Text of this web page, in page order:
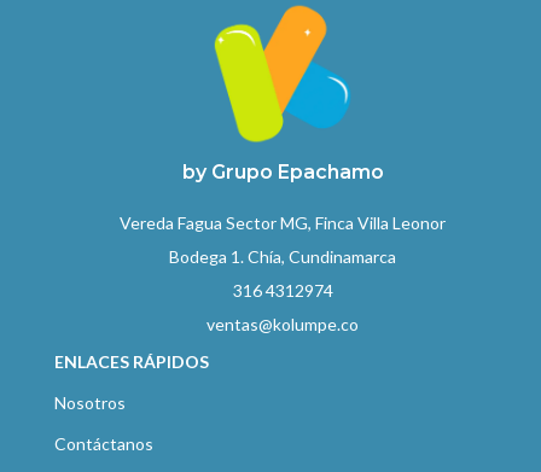
by Grupo Epachamo
Vereda Fagua Sector MG, Finca Villa Leonor
Bodega 1. Chía, Cundinamarca
316 4312974
ventas@kolumpe.co
ENLACES RÁPIDOS
Nosotros
Contáctanos